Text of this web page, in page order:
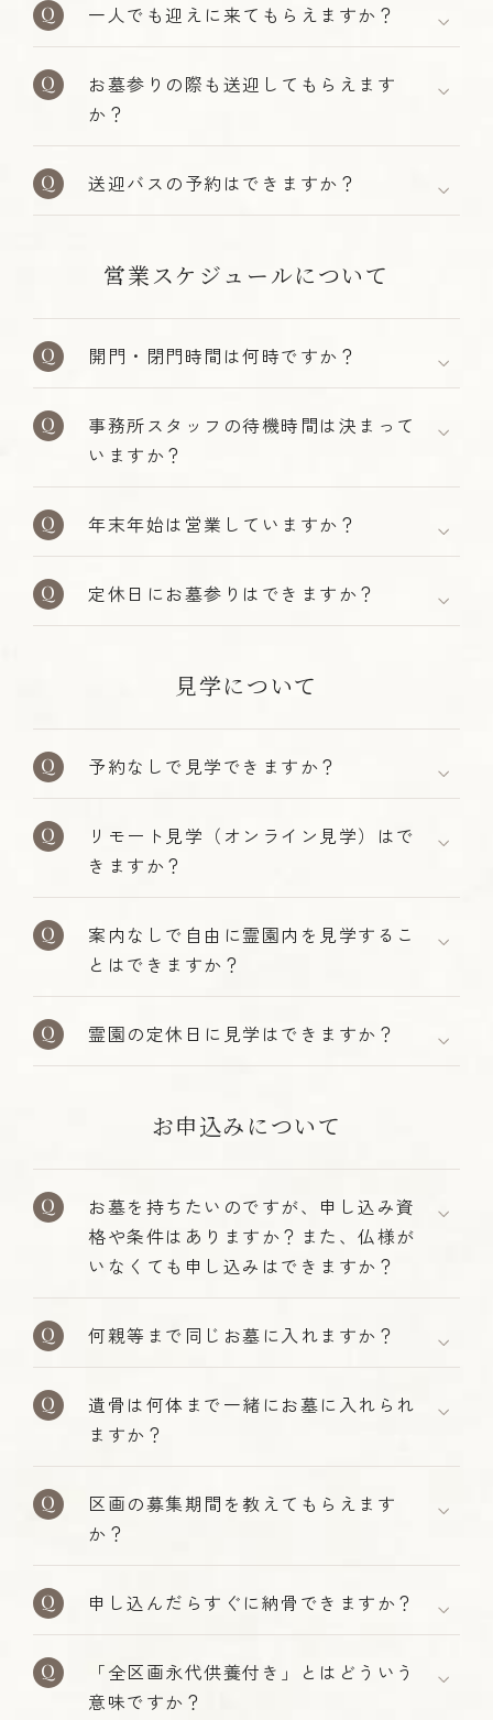
一人でも迎えに来てもらえますか？
お墓参りの際も送迎してもらえます
か？
送迎バスの予約はできますか？
営業スケジュールについて
開門・閉門時間は何時ですか？
事務所スタッフの待機時間は決まって
いますか？
年末年始は営業していますか？
定休日にお墓参りはできますか？
見学について
予約なしで見学できますか？
リモート見学（オンライン見学）はで
きますか？
案内なしで自由に霊園内を見学するこ
とはできますか？
霊園の定休日に見学はできますか？
お申込みについて
お墓を持ちたいのですが、申し込み資
格や条件はありますか？また、仏様が
いなくても申し込みはできますか？
何親等まで同じお墓に入れますか？
遺骨は何体まで一緒にお墓に入れられ
ますか？
区画の募集期間を教えてもらえます
か？
申し込んだらすぐに納骨できますか？
「全区画永代供養付き」とはどういう
意味ですか？